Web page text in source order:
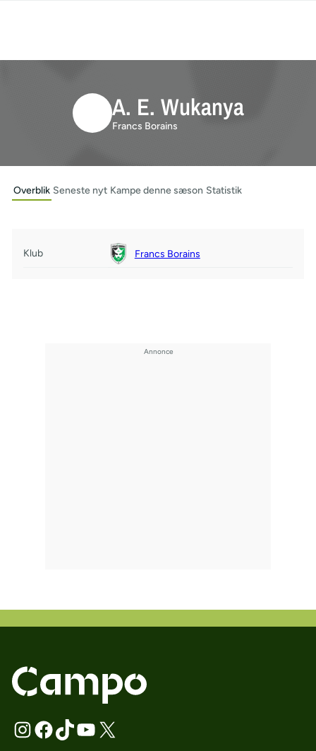
A. E. Wukanya
Francs Borains
Overblik Seneste nyt Kampe denne sæson Statistik
Klub Francs Borains